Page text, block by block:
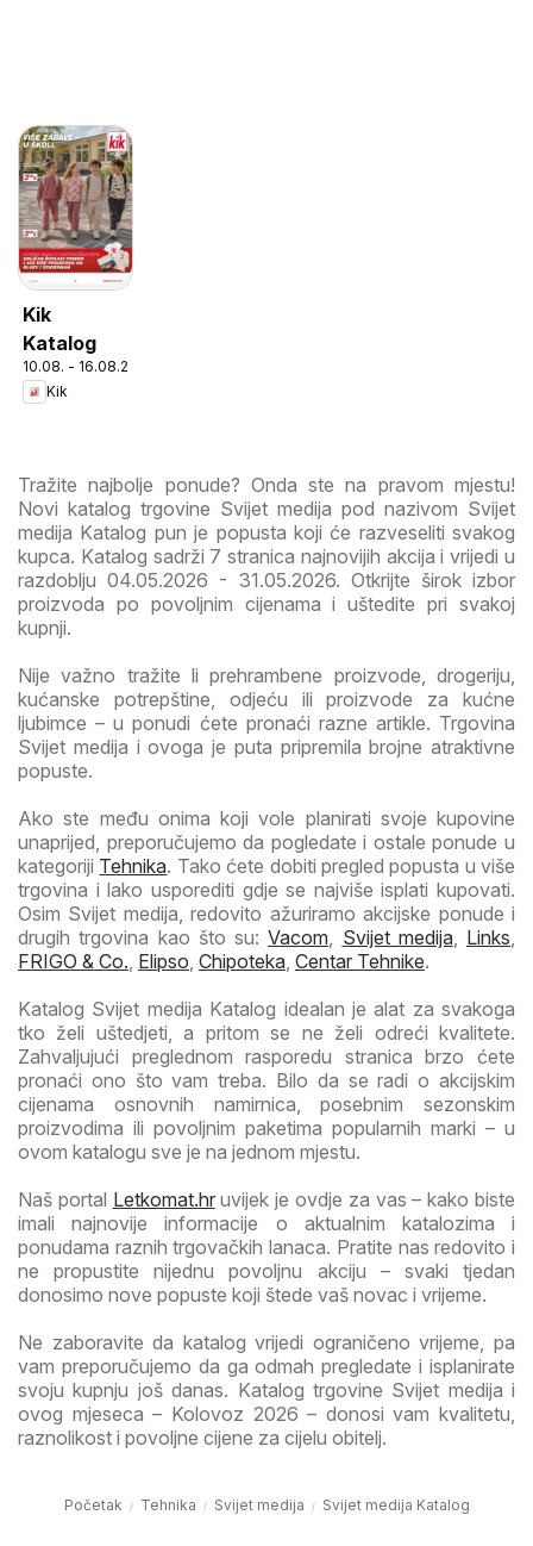
Kik
Katalog
10.08. - 16.08.2026
Kik
Tražite najbolje ponude? Onda ste na pravom mjestu!
Novi katalog trgovine Svijet medija pod nazivom Svijet
medija Katalog pun je popusta koji će razveseliti svakog
kupca. Katalog sadrži 7 stranica najnovijih akcija i vrijedi u
razdoblju 04.05.2026 - 31.05.2026. Otkrijte širok izbor
proizvoda po povoljnim cijenama i uštedite pri svakoj
kupnji.
Nije važno tražite li prehrambene proizvode, drogeriju,
kućanske potrepštine, odjeću ili proizvode za kućne
ljubimce – u ponudi ćete pronaći razne artikle. Trgovina
Svijet medija i ovoga je puta pripremila brojne atraktivne
popuste.
Ako ste među onima koji vole planirati svoje kupovine
unaprijed, preporučujemo da pogledate i ostale ponude u
kategoriji Tehnika. Tako ćete dobiti pregled popusta u više
trgovina i lako usporediti gdje se najviše isplati kupovati.
Osim Svijet medija, redovito ažuriramo akcijske ponude i
drugih trgovina kao što su:Vacom Svijet medija, Links
FRIGO & Co. Elipso Chipoteka Centar Tehnike.
Katalog Svijet medija Katalog idealan je alat za svakoga
tko želi uštedjeti, a pritom se ne želi odreći kvalitete.
Zahvaljujući preglednom rasporedu stranica brzo ćete
pronaći ono što vam treba. Bilo da se radi o akcijskim
cijenama osnovnih namirnica, posebnim sezonskim
proizvodima ili povoljnim paketima popularnih marki – u
ovom katalogu sve je na jednom mjestu.
Naš portal Letkomat.hruvijek je ovdje za vas – kako biste
imali najnovije informacije o aktualnim katalozima i
ponudama raznih trgovačkih lanaca. Pratite nas redovito i
ne propustite nijednu povoljnu akciju – svaki tjedan
donosimo nove popuste koji štede vaš novac i vrijeme.
Ne zaboravite da katalog vrijedi ograničeno vrijeme, pa
vam preporučujemo da ga odmah pregledate i isplanirate
svoju kupnju još danas. Katalog trgovine Svijet medija i
ovog mjeseca – Kolovoz 2026 – donosi vam kvalitetu,
raznolikost i povoljne cijene za cijelu obitelj.
Početak Tehnika Svijet medija Svijet medija Katalog